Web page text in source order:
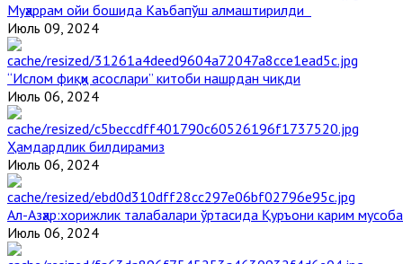
Муҳаррам ойи бошида Каъбапўш алмаштирилди
Июль 09, 2024
“Ислом фиқҳи асослари” китоби нашрдан чиқди
Июль 06, 2024
Ҳамдардлик билдирамиз
Июль 06, 2024
Aл-Aзҳар:хорижлик талабалари ўртасида Қуръони карим
Июль 06, 2024